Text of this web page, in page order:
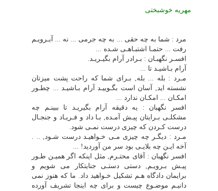
مهریه خوشبختى
مرد : شما به چه حقى ... به چه جرمى ... نه ... آبـرویـم
رفت ... حتمـا اشتبـاهـى شـده ...
افسـر نگهبـان : بـرادر آرام بگیـریـد.
آرام بـاشیـد تا ...
مـرد : بله ... بله, بـراى شما که راحت پشت میزتان
نشسته اید, آسان است بگـوییـد آرام بـاشیـد ... چطـور
امکـان ... امکـان ندارد ...
افسر نگهبان : یه دقیقه آرام بگیریـد تا ببینـم چه
مشکلـى بـرایتان پیـش آمـده, بـا داد و فـریـاد و جنجـال
درست کـردن که چیزى درست نمـى شود.
مـرد : دیگـر چه چیزى مـى خـواهیـد درست شـود, .. .
آخه ایـن چه بلایـى بود سر من آوردید! ...
افسر نگهبان : آقاى محتـرم, مثل اینکه اگر همیـن طـور
پیـش بـرویـم, دستى دستـى جنایتکار مى شویم و
برایمان دادگاه هـم تشکیل خـواهید داد. ما که هنوز نمى
دانیـم موضـوع چیست و براى چه اینجا تشریف آورده